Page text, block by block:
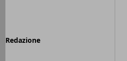
Redazione